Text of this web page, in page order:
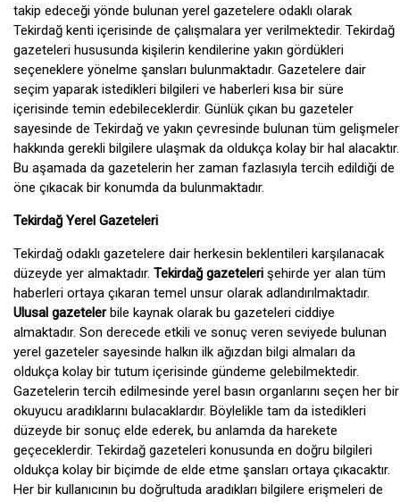
takip edeceği yönde bulunan yerel gazetelere odaklı olarak
Tekirdağ kenti içerisinde de çalışmalara yer verilmektedir. Tekirdağ
gazeteleri hususunda kişilerin kendilerine yakın gördükleri
seçeneklere yönelme şansları bulunmaktadır. Gazetelere dair
seçim yaparak istedikleri bilgileri ve haberleri kısa bir süre
içerisinde temin edebileceklerdir. Günlük çıkan bu gazeteler
sayesinde de Tekirdağ ve yakın çevresinde bulunan tüm gelişmeler
hakkında gerekli bilgilere ulaşmak da oldukça kolay bir hal alacaktır.
Bu aşamada da gazetelerin her zaman fazlasıyla tercih edildiği de
öne çıkacak bir konumda da bulunmaktadır.
Tekirdağ Yerel Gazeteleri
Tekirdağ odaklı gazetelere dair herkesin beklentileri karşılanacak
düzeyde yer almaktadır. Tekirdağ gazeteleri şehirde yer alan tüm
haberleri ortaya çıkaran temel unsur olarak adlandırılmaktadır.
Ulusal gazetelerbile kaynak olarak bu gazeteleri ciddiye
almaktadır. Son derecede etkili ve sonuç veren seviyede bulunan
yerel gazeteler sayesinde halkın ilk ağızdan bilgi almaları da
oldukça kolay bir tutum içerisinde gündeme gelebilmektedir.
Gazetelerin tercih edilmesinde yerel basın organlarını seçen her bir
okuyucu aradıklarını bulacaklardır. Böylelikle tam da istedikleri
düzeyde bir sonuç elde ederek, bu anlamda da harekete
geçeceklerdir. Tekirdağ gazeteleri konusunda en doğru bilgileri
oldukça kolay bir biçimde de elde etme şansları ortaya çıkacaktır.
Her bir kullanıcının bu doğrultuda aradıkları bilgilere erişmeleri de